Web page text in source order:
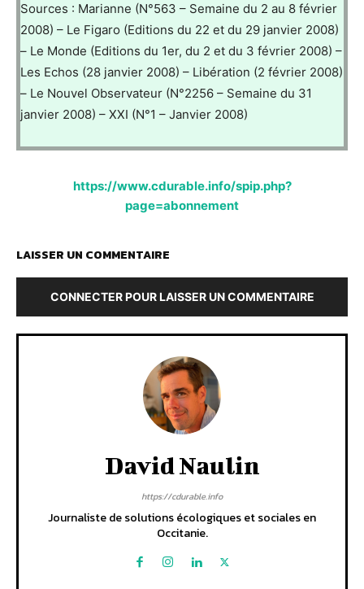
Sources : Marianne (N°563 – Semaine du 2 au 8 février
2008) – Le Figaro (Editions du 22 et du 29 janvier 2008)
– Le Monde (Editions du 1er, du 2 et du 3 février 2008) –
Les Echos (28 janvier 2008) – Libération (2 février 2008)
– Le Nouvel Observateur (N°2256 – Semaine du 31
janvier 2008) – XXI (N°1 – Janvier 2008)
https://www.cdurable.info/spip.php?
page=abonnement
LAISSER UN COMMENTAIRE
CONNECTER POUR LAISSER UN COMMENTAIRE
David Naulin
https://cdurable.info
Journaliste de solutions écologiques et sociales en
Occitanie.